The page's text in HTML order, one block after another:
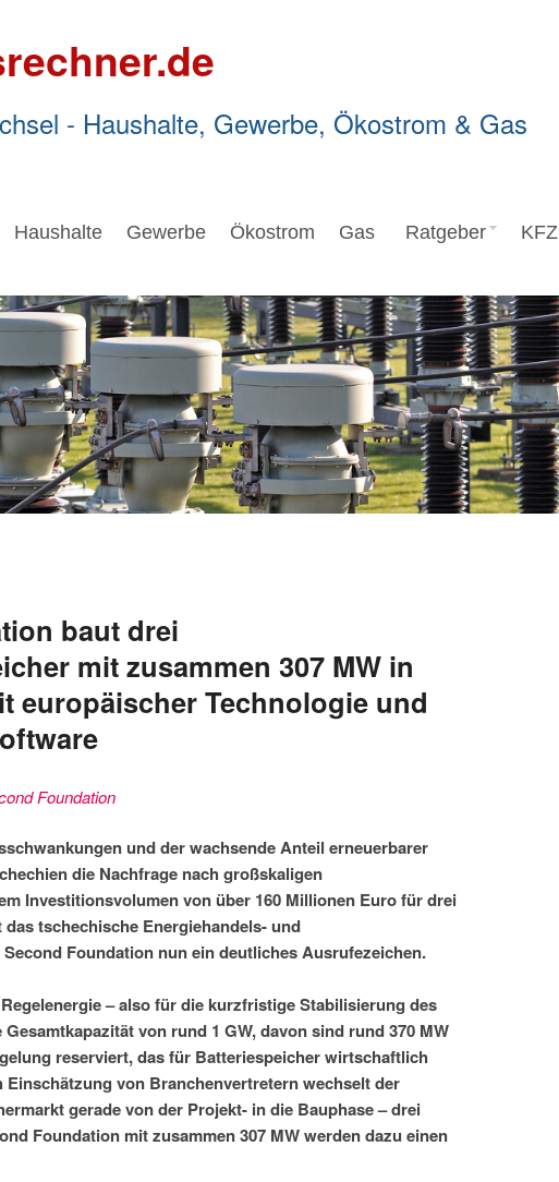
- Haushalte, Gewerbe, Ökostrom & Gas
Haushalte Gewerbe Ökostrom Gas Ratgeber KFZ
baut drei
mit zusammen 307 MW in
europäischer Technologie und
Foundation
und der wachsende Anteil erneuerbarer
die Nachfrage nach großskaligen
Investitionsvolumen von über 160 Millionen Euro für drei
tschechische Energiehandels- und
Foundation nun ein deutliches Ausrufezeichen.
– also für die kurzfristige Stabilisierung des
von rund 1 GW, davon sind rund 370 MW
reserviert, das für Batteriespeicher wirtschaftlich
Einschätzung von Branchenvertretern wechselt der
gerade von der Projekt- in die Bauphase – drei
Foundation mit zusammen 307 MW werden dazu einen